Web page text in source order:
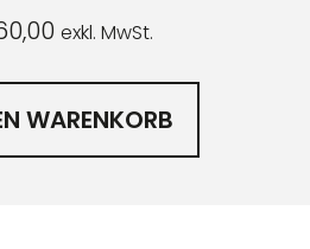
exkl. MwSt.
WARENKORB